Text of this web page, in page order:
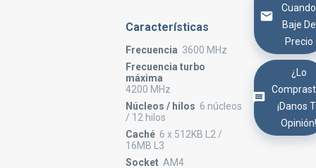
Características
Frecuencia 3600 MHz
Frecuencia turbo
máxima
4200 MHz
Núcleos / hilos 6 núcleos
/ 12 hilos
Caché 6 x 512KB L2 /
16MB L3
Socket AM4
Cuando
Baje De
Precio
¿Lo
¡Danos